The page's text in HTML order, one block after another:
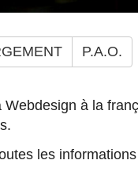
P.A.O.
à la
les